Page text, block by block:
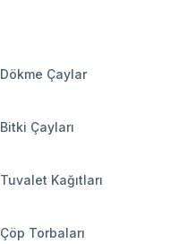
Dökme Çaylar
Bitki Çayları
Tuvalet Kağıtları
Çöp Torbaları